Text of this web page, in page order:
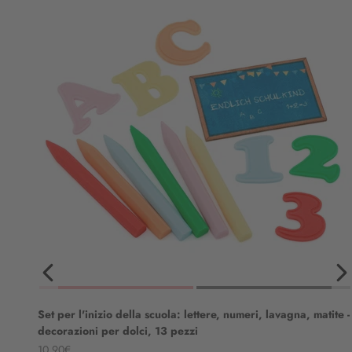
Set per l'inizio della scuola: lettere, numeri, lavagna, matite -
decorazioni per dolci, 13 pezzi
Angebot